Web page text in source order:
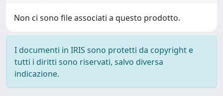
Non ci sono file associati a questo prodotto.
I documenti in IRIS sono protetti da copyright e
tutti i diritti sono riservati, salvo diversa
indicazione.